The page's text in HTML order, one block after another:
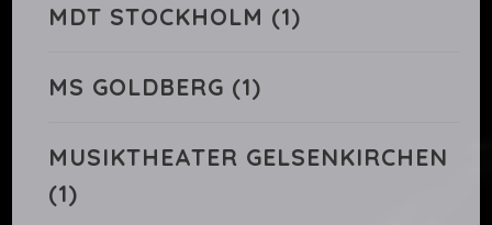
MDT STOCKHOLM (1)
MS GOLDBERG (1)
MUSIKTHEATER GELSENKIRCHEN
(1)